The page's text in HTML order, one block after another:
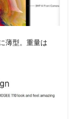
薄型。重量は